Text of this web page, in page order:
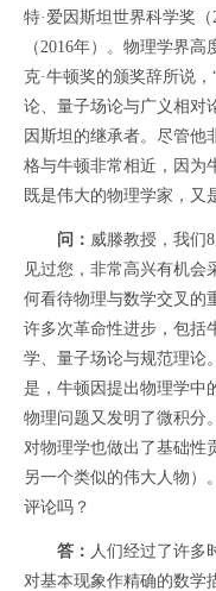
特·爱因斯坦世界科学奖
（2016年）。物理学界
克·牛顿奖的颁奖辞所说
论、量子场论与广义相对
因斯坦的继承者。尽管他
格与牛顿非常相近，因为
既是伟大的物理学家，又
问： 威滕教授，我们
见过您，非常高兴有机会
何看待物理与数学交叉的
许多次革命性进步，包括
学、量子场论与规范理论
是，牛顿因提出物理学中
物理问题又发明了微积分
对物理学也做出了基础性
另一个类似的伟大人物）
评论吗？
答： 人们经过了许多
对基本现象作精确的数学